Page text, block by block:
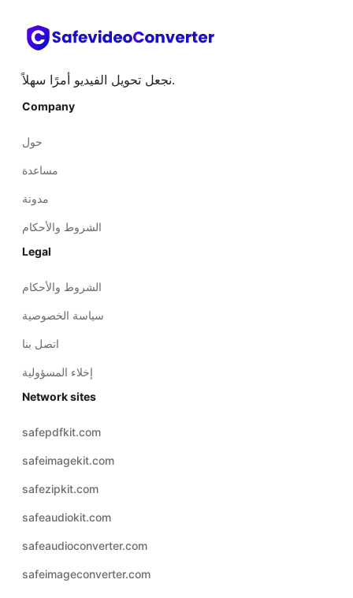
نجعل تحويل الفيديو أمرًا سهلاً.
Company
حول
مساعدة
مدونة
الشروط والأحكام
Legal
الشروط والأحكام
سياسة الخصوصية
اتصل بنا
إخلاء المسؤولية
Network sites
safepdfkit.com
safeimagekit.com
safezipkit.com
safeaudiokit.com
safeaudioconverter.com
safeimageconverter.com